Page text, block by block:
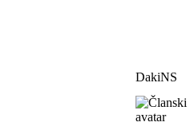
DakiNS